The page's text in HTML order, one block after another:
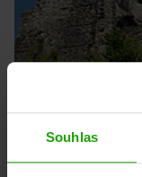
Souhlas